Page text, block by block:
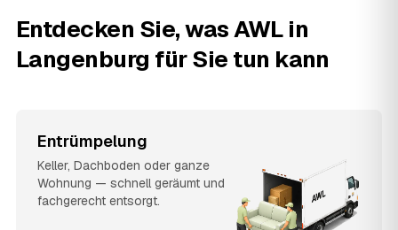
Entdecken Sie, was AWL in
Langenburg für Sie tun kann
Entrümpelung
Keller, Dachboden oder ganze
Wohnung — schnell geräumt und
fachgerecht entsorgt.